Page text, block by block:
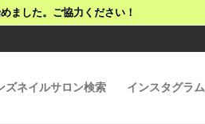
ました。ご協力ください！
ズネイルサロン検索 インスタグラム